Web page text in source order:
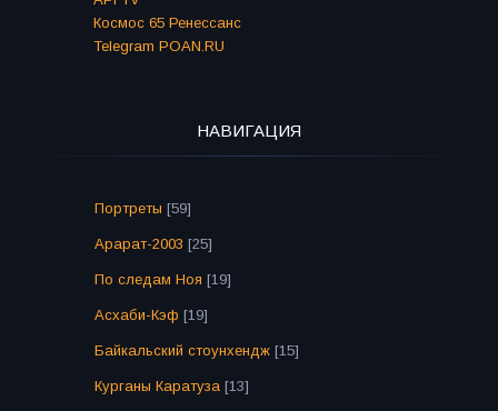
Космос 65 Ренессанс
Telegram POAN.RU
НАВИГАЦИЯ
Портреты [59]
Арарат-2003 [25]
По следам Ноя [19]
Асхаби-Кэф [19]
Байкальский стоунхендж [15]
Курганы Каратуза [13]